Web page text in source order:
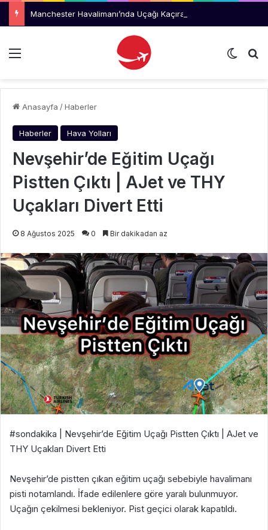
Menü Dış
Anasayfa /Haberler
Haberler Hava Yolları
Nevşehir’de Eğitim Uçağı
Pistten Çıktı | AJet ve THY
Uçakları Divert Etti
8 Ağustos 2025 0 Bir dakikadan az
#sondakika | Nevşehir’de Eğitim Uçağı Pistten Çıktı | AJet ve
THY Uçakları Divert Etti
Nevşehir’de pistten çıkan eğitim uçağı sebebiyle havalimanı
pisti notamlandı. İfade edilenlere göre yaralı bulunmuyor.
Uçağın çekilmesi bekleniyor. Pist geçici olarak kapatıldı.